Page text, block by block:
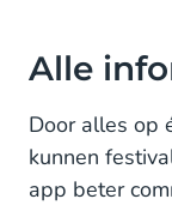
Alle
Door alles op
kunnen
app beter